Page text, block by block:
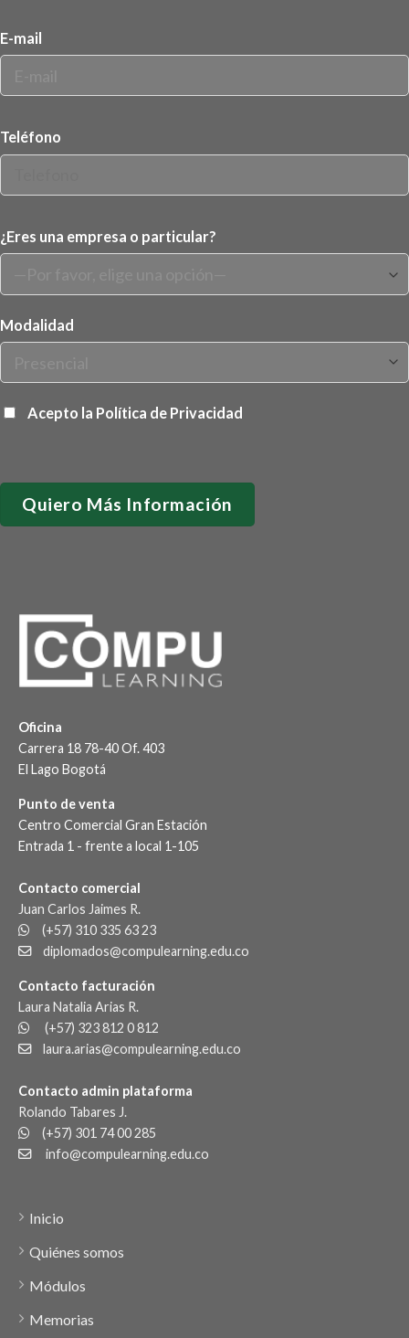
E-mail
Teléfono
¿Eres una empresa o particular?
Modalidad
Acepto la Política de Privacidad
Oficina
Carrera 18 78-40 Of. 403
El Lago Bogotá
Punto de venta
Centro Comercial Gran Estación
Entrada 1 - frente a local 1-105
Contacto comercial
Juan Carlos Jaimes R.
(+57) 310 335 63 23
diplomados@compulearning.edu.co
Contacto facturación
Laura Natalia Arias R.
(+57) 323 812 0 812
laura.arias@compulearning.edu.co
Contacto admin plataforma
Rolando Tabares J.
(+57) 301 74 00 285
info@compulearning.edu.co
Inicio
Quiénes somos
Módulos
Memorias